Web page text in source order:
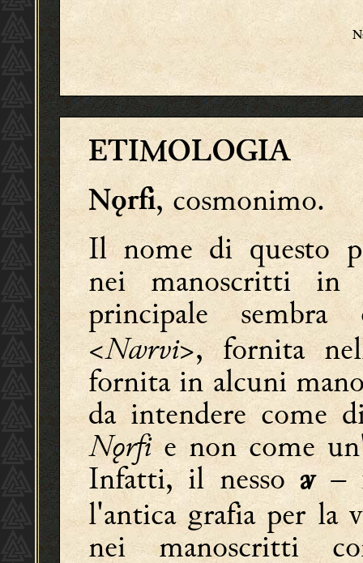
ETIMOLOGIA
Nǫrfi, cosmonimo.
Il nome di questo
nei manoscritti in
principale
<Nꜹrvi>, fornita
fornita in alcuni
da intendere come
Nǫrfie non come
Infatti, il nessoꜹ –
l'antica grafia per la
nei manoscritti